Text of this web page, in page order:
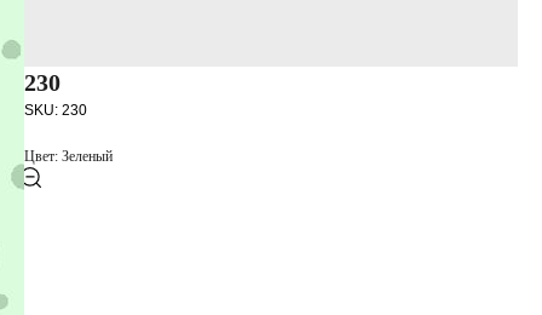
230
SKU: 230
Цвет: Зеленый